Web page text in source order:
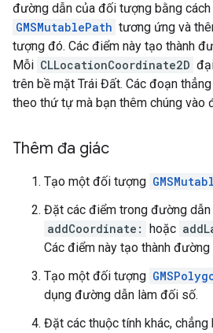
đường dẫn của đối tượng bằng
GMSMutablePath tương ứng và
tượng đó. Các điểm này tạo thành
Mỗi CLLocationCoordinate2D
trên bề mặt Trái Đất. Các đoạn
theo thứ tự mà bạn thêm chúng vào
Thêm đa giác
Tạo một đối tượng
Đặt các điểm trong đường
addCoordinate:
hoặc
Các điểm này tạo thành
Tạo một đối tượng
dụng đường dẫn làm đối số.
Đặt các thuộc tính khác, chẳng